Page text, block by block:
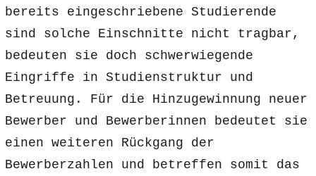
bereits eingeschriebene Studierende
sind solche Einschnitte nicht tragbar,
bedeuten sie doch schwerwiegende
Eingriffe in Studienstruktur und
Betreuung. Für die Hinzugewinnung neuer
Bewerber und Bewerberinnen bedeutet sie
einen weiteren Rückgang der
Bewerberzahlen und betreffen somit das